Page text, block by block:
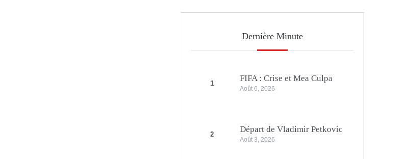
Dernière Minute
1
FIFA : Crise et Mea Culpa
Août 6, 2026
2
Départ de Vladimir Petkovic
Août 3, 2026